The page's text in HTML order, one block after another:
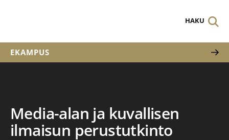
HAKU
EKAMPUS
Media-alan ja kuvallisen
ilmaisun perustutkinto